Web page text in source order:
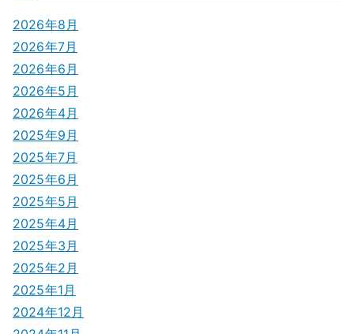
ビ
ゲ
ー
シ
ョ
ン
2026年8月
2026年7月
2026年6月
2026年5月
2026年4月
2025年9月
2025年7月
2025年6月
2025年5月
2025年4月
2025年3月
2025年2月
2025年1月
2024年12月